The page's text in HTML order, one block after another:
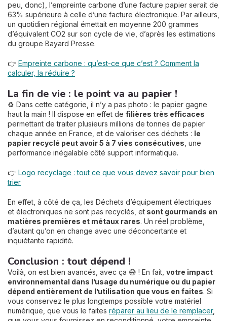
peu, donc), l’empreinte carbone d’une facture papier serait de
63% supérieure à celle d’une facture électronique. Par ailleurs,
un quotidien régional émettait en moyenne 200 grammes
d’équivalent CO2 sur son cycle de vie, d’après les estimations
du groupe Bayard Presse.
👉 Empreinte carbone : qu’est-ce que c’est ? Comment la
calculer, la réduire ?
La fin de vie : le point va au papier !
♻️ Dans cette catégorie, il n’y a pas photo : le papier gagne
haut la main ! Il dispose en effet de filières très efficaces
permettant de traiter plusieurs millions de tonnes de papier
chaque année en France, et de valoriser ces déchets : le
papier recyclé peut avoir 5 à 7 vies consécutives , une
performance inégalable côté support informatique.
👉 Logo recyclage : tout ce que vous devez savoir pour bien
trier
En effet, à côté de ça, les Déchets d’équipement électriques
et électroniques ne sont pas recyclés, et sont gourmands en
matières premières et métaux rares. Un réel problème,
d’autant qu’on en change avec une déconcertante et
inquiétante rapidité.
Conclusion : tout dépend !
Voilà, on est bien avancés, avec ça 😅 ! En fait, votre impact
environnemental dans l’usage du numérique ou du papier
dépend entièrement de l’utilisation que vous en faites. Si
vous conservez le plus longtemps possible votre matériel
numérique, que vous le faites réparer au lieu de le remplacer,